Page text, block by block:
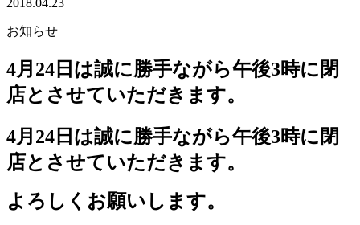
お知らせ
4月24日は誠に勝手ながら午後3時に閉
店とさせていただきます。
4月24日は誠に勝手ながら午後3時に閉
店とさせていただきます。
よろしくお願いします。